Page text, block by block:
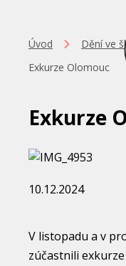
Úvod
Dění ve
Exkurze Olomouc
Exkurze
10.12.2024
V listopadu a v
zúčastnili